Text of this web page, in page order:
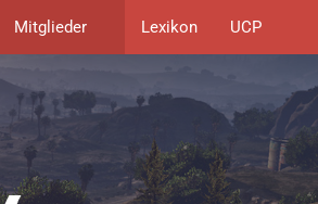
Mitglieder Lexikon UCP